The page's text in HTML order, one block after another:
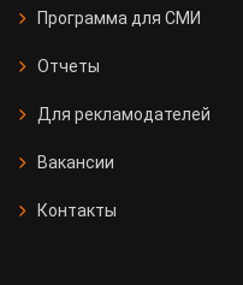
Программа для СМИ
Отчеты
Для рекламодателей
Вакансии
Контакты